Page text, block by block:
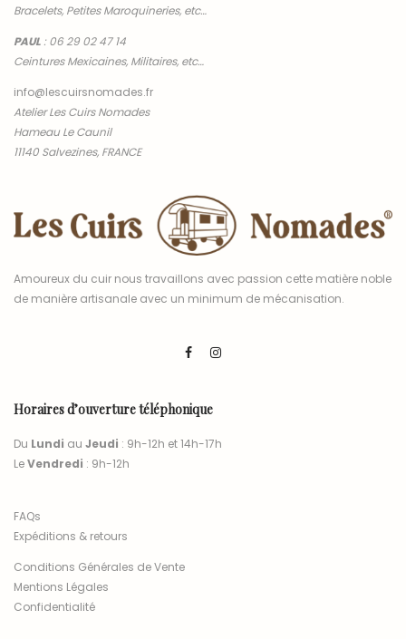
Bracelets, Petites Maroquineries, etc…
PAUL:06 29 02 47 14
Ceintures Mexicaines, Militaires, etc…
info@lescuirsnomades.fr
Atelier Les Cuirs Nomades
Hameau Le Caunil
11140 Salvezines, FRANCE
Amoureux du cuir nous travaillons avec passion cette matière noble
de manière artisanale avec un minimum de mécanisation.
Horaires d’ouverture téléphonique
Du Lundi au Jeudi : 9h-12h et 14h-17h
LeVendredi : 9h-12h
FAQs
Expéditions & retours
Conditions Générales de Vente
Mentions Légales
Confidentialité